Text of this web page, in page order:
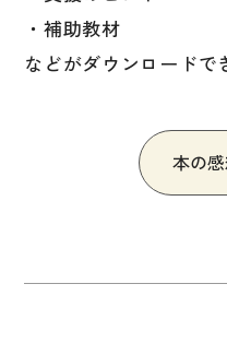
アカデミック・スキル
定期刊行物
・補助教材
などがダウンロードで
本の